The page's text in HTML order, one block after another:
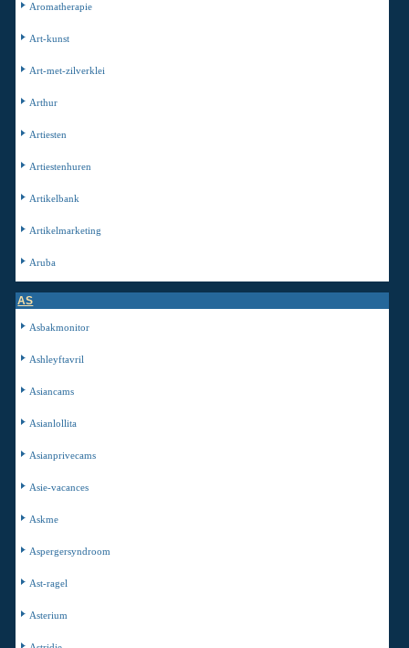
Aromatherapie
Art-kunst
Art-met-zilverklei
Arthur
Artiesten
Artiestenhuren
Artikelbank
Artikelmarketing
Aruba
AS
Asbakmonitor
Ashleyftavril
Asiancams
Asianlollita
Asianprivecams
Asie-vacances
Askme
Aspergersyndroom
Ast-ragel
Asterium